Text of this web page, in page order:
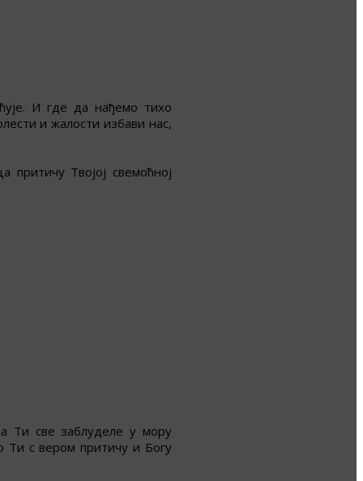
И где да нађемо тихо
и жалости избави нас,
Твојој свемоћној
Ти све заблуделе у мору
Ти с вером притичу и Богу